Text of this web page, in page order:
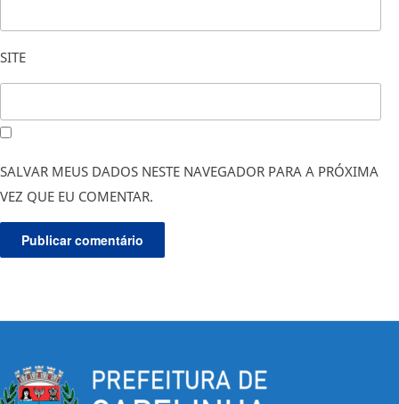
SITE
SALVAR MEUS DADOS NESTE NAVEGADOR PARA A PRÓXIMA
VEZ QUE EU COMENTAR.